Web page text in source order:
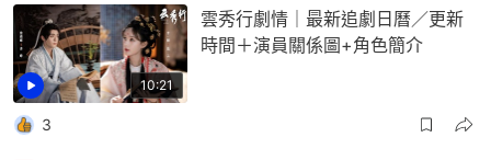
10:21
雲秀行劇情｜最新追劇日曆／更新
時間＋演員關係圖+角色簡介
3